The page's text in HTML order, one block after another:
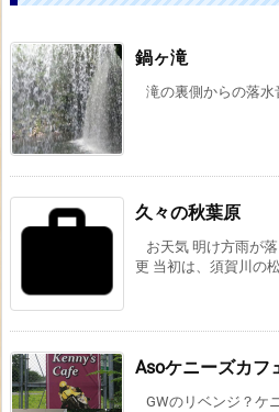
鍋ヶ滝
滝の裏側からの落水
久々の秋葉原
お天気 明け方雨が
更 当初は、須賀川の
Asoケニーズカフ
GWのリベンジ？ケ